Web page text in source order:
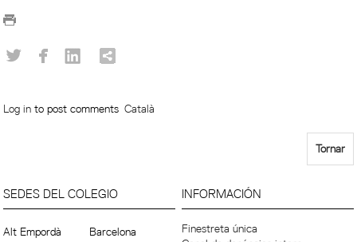
Log in to post comments Català
Tornar
SEDES DEL COLEGIO
Alt Empordà
Barcelona
INFORMACIÓN
Finestreta única